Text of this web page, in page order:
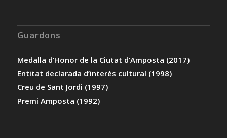
Guardons
Medalla d’Honor de la Ciutat d’Amposta (2017)
Entitat declarada d’interès cultural (1998)
Creu de Sant Jordi (1997)
Premi Amposta (1992)